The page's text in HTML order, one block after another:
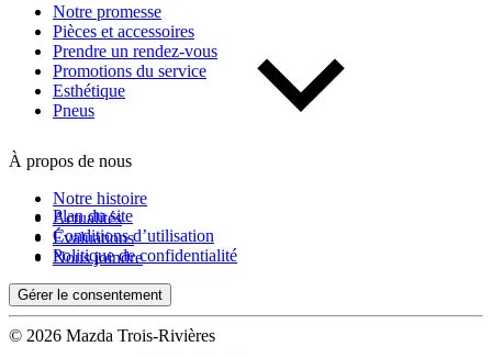
Notre promesse
Pièces et accessoires
Prendre un rendez-vous
Promotions du service
Esthétique
Pneus
À propos de nous
Notre histoire
Actualités
Évaluations
Nous joindre
Plan du site
Conditions d’utilisation
Politique de confidentialité
Gérer le consentement
© 2026 Mazda Trois-Rivières